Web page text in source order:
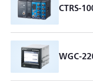
CTRS-
WGC-